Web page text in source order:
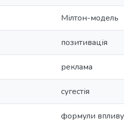
Мілтон-модель
позитивація
реклама
сугестія
формули впливу